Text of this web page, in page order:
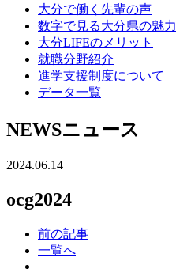
大分で働く先輩の声
数字で見る大分県の魅力
大分LIFEのメリット
就職分野紹介
進学支援制度について
データ一覧
NEWSニュース
2024.06.14
ocg2024
前の記事
一覧へ